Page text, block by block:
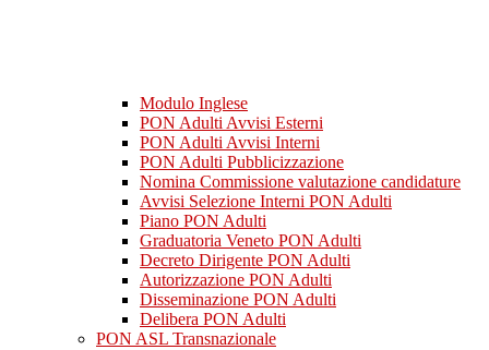
Modulo Inglese
PON Adulti Avvisi Esterni
PON Adulti Avvisi Interni
PON Adulti Pubblicizzazione
Nomina Commissione valutazione candidature
Avvisi Selezione Interni PON Adulti
Piano PON Adulti
Graduatoria Veneto PON Adulti
Decreto Dirigente PON Adulti
Autorizzazione PON Adulti
Disseminazione PON Adulti
Delibera PON Adulti
PON ASL Transnazionale